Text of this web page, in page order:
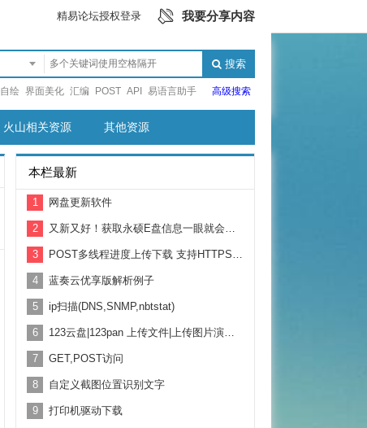
精易论坛授权登录 我要分享内容
搜索
自绘 界面美化 汇编 POST API 易语言助手 高级搜索
火山相关资源 其他资源
本栏最新
1 网盘更新软件
2 又新又好！获取永硕E盘信息一眼就会用！附带例子教学
3 POST多线程进度上传下载 支持HTTPS 基于鱼刺HTTP修改
4 蓝奏云优享版解析例子
5 ip扫描(DNS,SNMP,nbtstat)
6 123云盘|123pan 上传文件|上传图片演示 支持2G以上大文件上传
7 GET,POST访问
8 自定义截图位置识别文字
9 打印机驱动下载